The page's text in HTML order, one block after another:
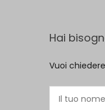
Hai
Vuoi